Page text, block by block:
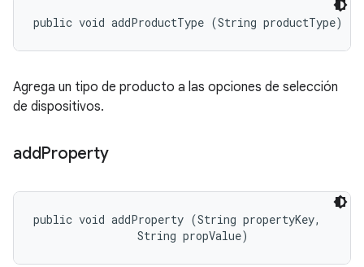
public void addProductType (String productType)
Agrega un tipo de producto a las opciones de selección
de dispositivos.
addProperty
public void addProperty (String propertyKey,
                String propValue)